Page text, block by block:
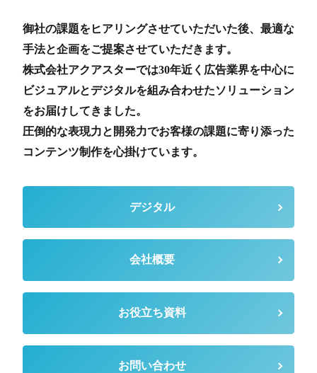
御社の課題をヒアリングさせていただいた後、最適な
手法と企画をご提案させていただきます。
株式会社アクアスターでは30年近く広告業界を中心に
ビジュアルとデジタルを組み合わせたソリューション
をお届けしてきました。
圧倒的な表現力と開発力でお客様の課題に寄り添った
コンテンツ制作を心掛けています。
デジタル
会社概要
お役立ち資料
お問い合わせ